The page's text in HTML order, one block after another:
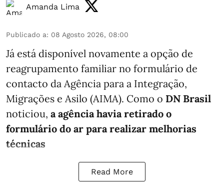
Amanda Lima
Publicado a: 08 Agosto 2026, 08:00
Já está disponível novamente a opção de
reagrupamento familiar no formulário de
contacto da Agência para a Integração,
Migrações e Asilo (AIMA). Como o DN Brasil
noticiou, a agência havia retirado o
formulário do ar para realizar melhorias
técnicas
Read More